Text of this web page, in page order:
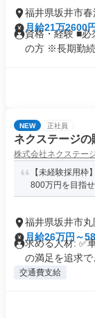
福井県坂井市春
月給21万2600
資格・経験 ■必
の方 ※長期勤続
NEW 正社員
ネクステージの
株式会社ネクステー
【未経験採用枠
800万円を目指
福井県坂井市丸
月給26万円～
求める人材: ✅
の満足を追求で
交通費支給